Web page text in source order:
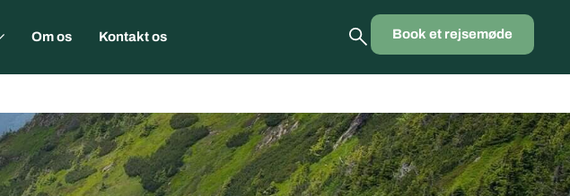
Om os Kontakt os Book et rejsemøde